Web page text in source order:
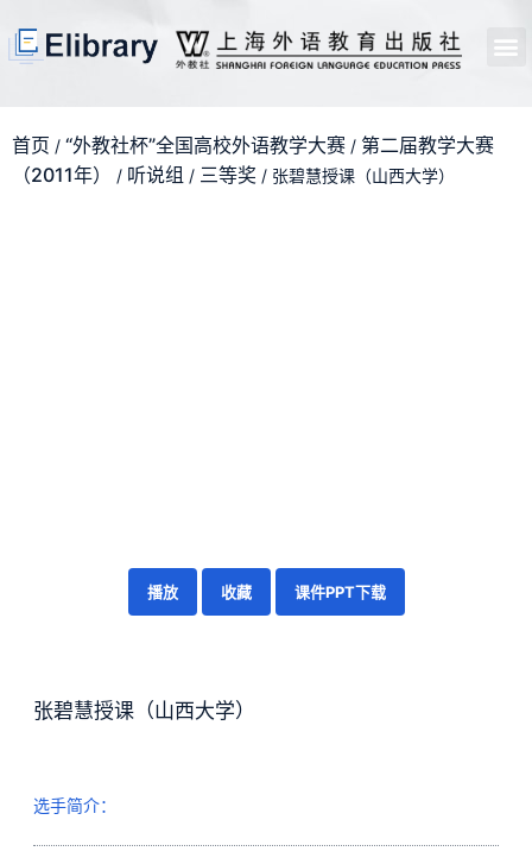
首页 / “外教社杯”全国高校外语教学大赛 / 第二届教学大赛
（2011年）
/ 听说组 / 三等奖 / 张碧慧授课（山西大学）
播放 收藏 课件PPT下载
张碧慧授课（山西大学）
选手简介：